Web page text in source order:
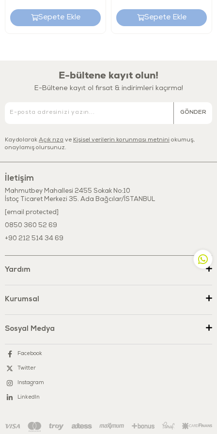
Hayal gücü ve yaratıcılıklarını geliştirir.
·
Minikler ile beraber oynayarak, onlara yeni şeyler
duyusal gelişimlerine katkıda bulunacak böylece
olacaksınız.
Sepete Ekle Sepete Ekle
E-bültene kayıt olun!
E-Bültene kayıt ol fırsat & indirimleri kaçırma!
GÖNDER
Kaydolarak Açık rıza ve Kişisel verilerin korunması metnini okumuş,
onaylamış olursunuz.
İletişim
Mahmutbey Mahallesi 2455 Sokak No:10
İstoç Ticaret Merkezi 35. Ada Bağcılar/İSTANBUL
[email protected]
0850 360 52 69
+90 212 514 34 69
Yardım
Kurumsal
Sosyal Medya
Facebook
Twitter
Instagram
LinkedIn